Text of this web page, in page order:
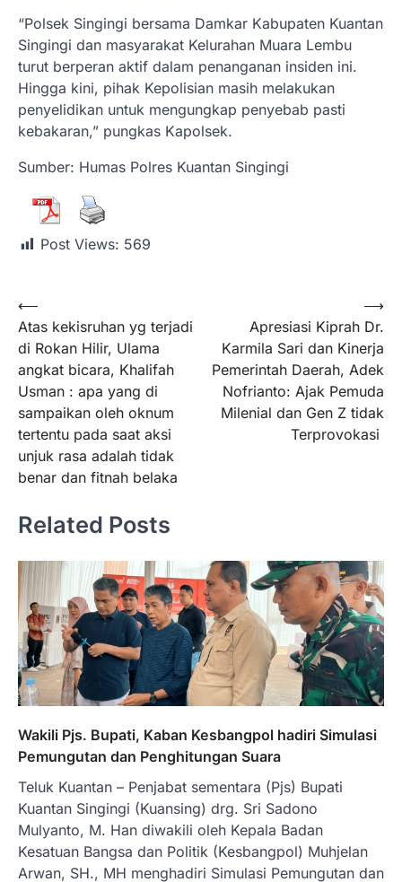
“Polsek Singingi bersama Damkar Kabupaten Kuantan
Singingi dan masyarakat Kelurahan Muara Lembu
turut berperan aktif dalam penanganan insiden ini.
Hingga kini, pihak Kepolisian masih melakukan
penyelidikan untuk mengungkap penyebab pasti
kebakaran,” pungkas Kapolsek.
Sumber: Humas Polres Kuantan Singingi
Post Views: 569
⟵
Atas kekisruhan yg terjadi
di Rokan Hilir, Ulama
angkat bicara, Khalifah
Usman : apa yang di
sampaikan oleh oknum
tertentu pada saat aksi
unjuk rasa adalah tidak
benar dan fitnah belaka
Apresiasi Kiprah Dr.
Karmila Sari dan Kinerja
Pemerintah Daerah, Adek
Nofrianto: Ajak Pemuda
Milenial dan Gen Z tidak
Terprovokasi
⟶
Related Posts
Wakili Pjs. Bupati, Kaban Kesbangpol hadiri Simulasi
Pemungutan dan Penghitungan Suara
Teluk Kuantan – Penjabat sementara (Pjs) Bupati
Kuantan Singingi (Kuansing) drg. Sri Sadono
Mulyanto, M. Han diwakili oleh Kepala Badan
Kesatuan Bangsa dan Politik (Kesbangpol) Muhjelan
Arwan, SH., MH menghadiri Simulasi Pemungutan dan